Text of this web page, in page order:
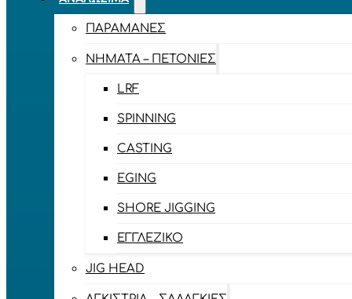
ΠΑΡΑΜΆΝΕΣ
ΝΉΜΑΤΑ – ΠΕΤΟΝΙΈΣ
LRF
SPINNING
CASTING
EGING
SHORE JIGGING
ΕΓΓΛΈΖΙΚΟ
JIG HEAD